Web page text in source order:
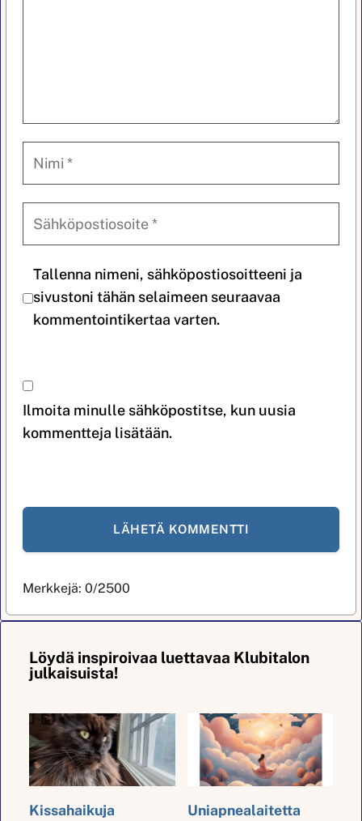
Tallenna nimeni, sähköpostiosoitteeni ja
sivustoni tähän selaimeen seuraavaa
kommentointikertaa varten.
Ilmoita minulle sähköpostitse, kun uusia
kommentteja lisätään.
Merkkejä:0/2500
Löydä inspiroivaa luettavaa Klubitalon
julkaisuista!
Kissahaikuja
Uniapnealaitetta